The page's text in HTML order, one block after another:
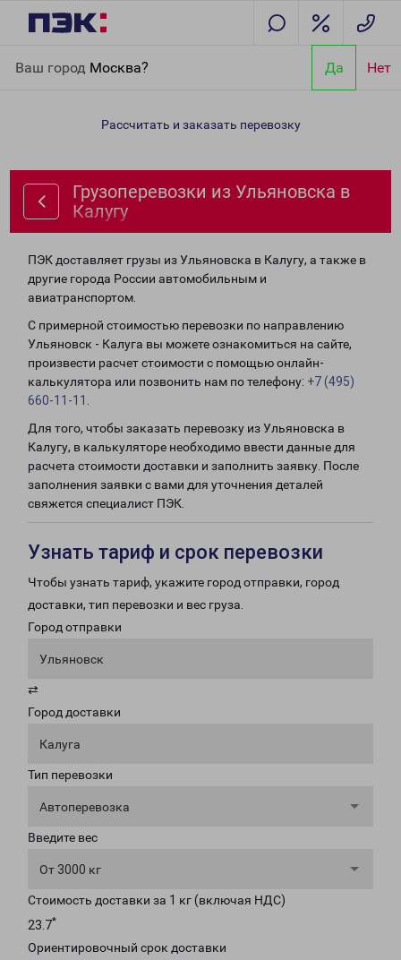
Ваш город Москва? Да Нет
Калугу
Рассчитать и заказать перевозку
Грузоперевозки из Ульяновска в
Калугу
ПЭК доставляет грузы из Ульяновска в Калугу, а также в
другие города России автомобильным и
авиатранспортом.
С примерной стоимостью перевозки по направлению
Ульяновск - Калуга вы можете ознакомиться на сайте,
произвести расчет стоимости с помощью онлайн-
калькулятора или позвонить нам по телефону: +7 (495)
660-11-11
Для того, чтобы заказать перевозку из Ульяновска в
Калугу, в калькуляторе необходимо ввести данные для
расчета стоимости доставки и заполнить заявку. После
заполнения заявки с вами для уточнения деталей
свяжется специалист ПЭК.
Узнать тариф и срок перевозки
Чтобы узнать тариф, укажите город отправки, город
доставки, тип перевозки и вес груза.
Город отправки
Ульяновск
⇄
Город доставки
Калуга
Тип перевозки
Автоперевозка
Введите вес
От 3000 кг
Стоимость доставки за 1 кг (включая НДС)
23.7*
Ориентировочный срок доставки